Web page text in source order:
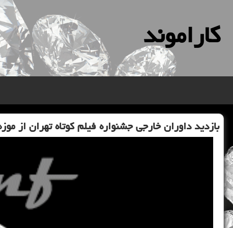
كاراموند
بازدید داوران خارجی جشنواره فیلم كوتاه تهران از